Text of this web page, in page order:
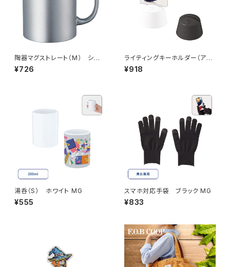
陶器マグストレート（M） シル
バー MG
¥726
ライティングキーホルダー（アク
リル板対応） MG
¥918
湯呑（S） ホワイト MG
¥555
スマホ対応手袋 ブラック MG
¥833